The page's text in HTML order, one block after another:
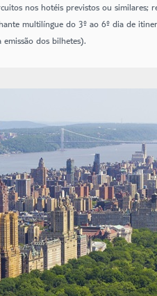
nos hotéis previstos ou similares;
multilíngue do 3º ao 6º dia de
emissão dos bilhetes).